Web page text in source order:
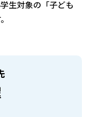
生対象の「子ども